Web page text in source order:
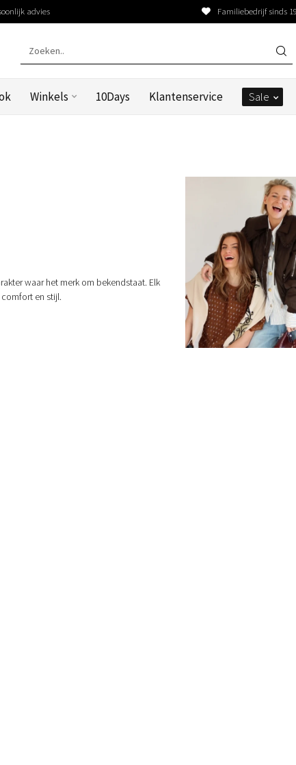
advies Familiebedrijf sinds
Winkels 10Days Klantenservice Sale
waar het merk om bekendstaat. Elk
en stijl.